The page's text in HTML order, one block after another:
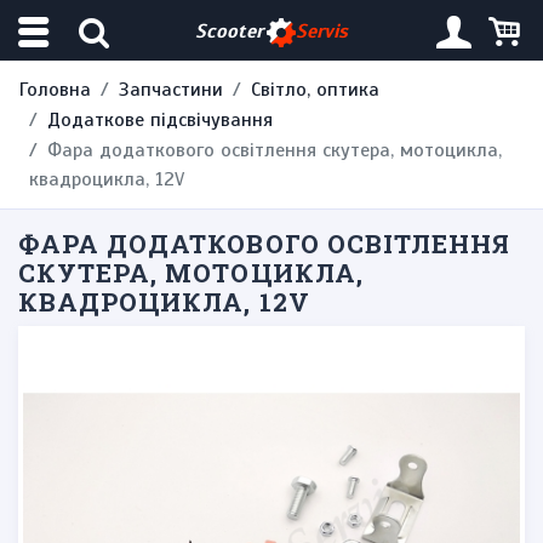
Scooter Servis
Головна Запчастини
Світло, оптика
Додаткове підсвічування
Фара додаткового освітлення скутера, мотоцикла,
квадроцикла, 12V
ФАРА ДОДАТКОВОГО ОСВІТЛЕННЯ
СКУТЕРА, МОТОЦИКЛА,
КВАДРОЦИКЛА, 12V